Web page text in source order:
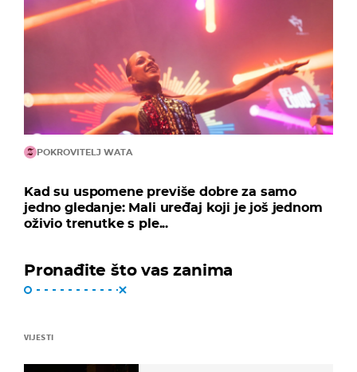
POKROVITELJ WATA
Kad su uspomene previše dobre za samo
jedno gledanje: Mali uređaj koji je još jednom
oživio trenutke s ple...
Pronađite što vas zanima
VIJESTI